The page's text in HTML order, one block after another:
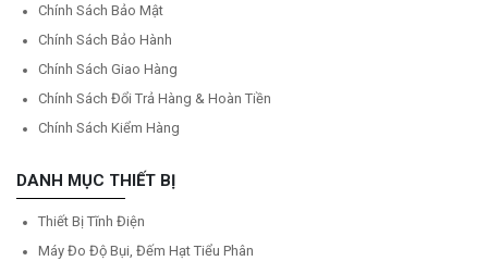
Chính Sách Bảo Mật
Chính Sách Bảo Hành
Chính Sách Giao Hàng
Chính Sách Đổi Trả Hàng & Hoàn Tiền
Chính Sách Kiểm Hàng
DANH MỤC THIẾT BỊ
Thiết Bị Tĩnh Điện
Máy Đo Độ Bụi, Đếm Hạt Tiểu Phân